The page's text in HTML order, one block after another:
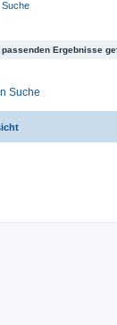
Ergebnisse
Suche